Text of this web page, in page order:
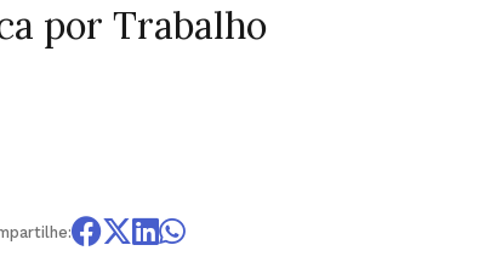
por Trabalho